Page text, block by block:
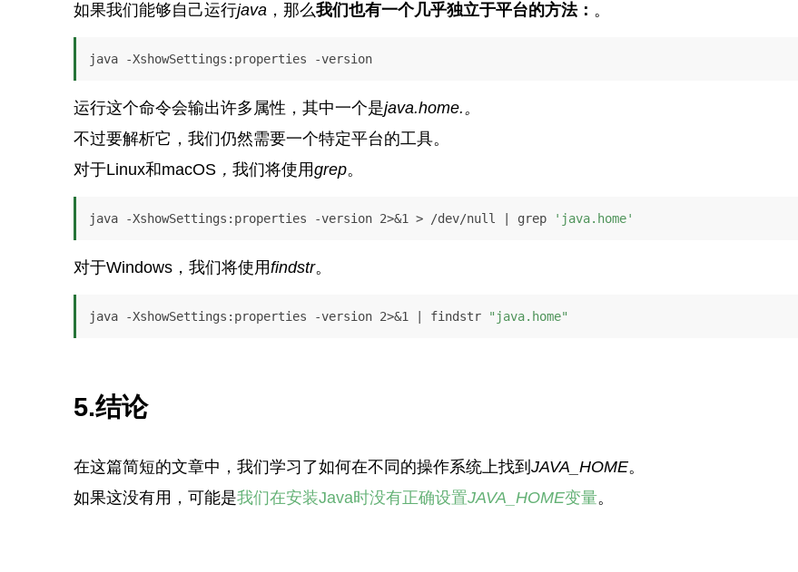
如果我们能够自己运行java，那么我们也有一个几乎独立于平台的方法： 。
java -XshowSettings:properties -version
运行这个命令会输出许多属性，其中一个是java.home. 。
不过要解析它，我们仍然需要一个特定平台的工具。
对于Linux和macOS， 我们将使用grep。
java -XshowSettings:properties -version 2>&1 > /dev/null | grep 'java.home'
对于Windows，我们将使用findstr。
java -XshowSettings:properties -version 2>&1 | findstr "java.home"
5.结论
在这篇简短的文章中，我们学习了如何在不同的操作系统上找到 JAVA_HOME。
如果这没有用，可能是我们在安装Java时没有正确设置JAVA_HOME变量。